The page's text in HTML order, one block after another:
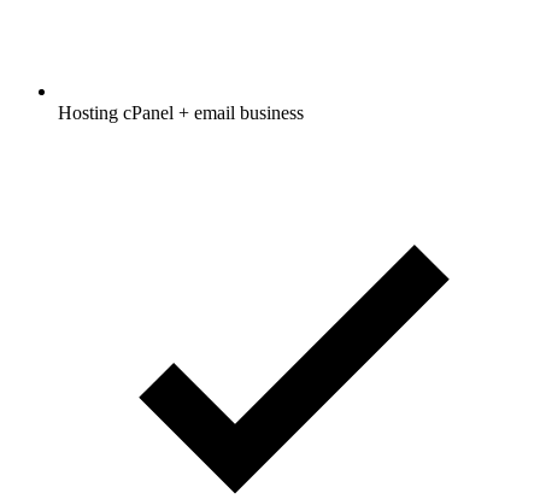
Hosting cPanel + email business